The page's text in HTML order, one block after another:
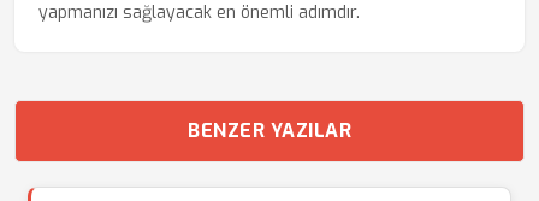
yapmanızı sağlayacak en önemli adımdır.
BENZER YAZILAR